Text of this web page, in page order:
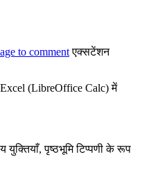
to commentएक्सटेंशन
Excel (LibreOffice Calc) में
युक्तियाँ, पृष्ठभूमि टिप्पणी के रूप